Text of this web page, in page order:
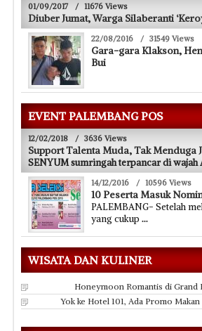
01/09/2017 / 11676 Views
Diuber Jumat, Warga Silaberanti
22/08/2016 / 31549 Views
Gara-gara Klakson,
Bui
EVENT PALEMBANG POS
12/02/2018 / 3636 Views
Support Talenta Muda, Tak Menduga
SENYUM sumringah terpancar di wajah
14/12/2016 / 10596 Views
10 Peserta Masuk
PALEMBANG- Setelah
yang cukup ...
WISATA DAN KULINER
Honeymoon Romantis di Grand
Yok ke Hotel 101, Ada Promo